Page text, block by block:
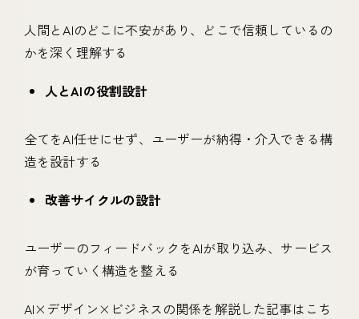
人間とAIのどこに不安があり、どこで信頼しているの
かを深く理解する
人とAIの役割設計
全てをAI任せにせず、ユーザーが納得・介入できる構
造を設計する
改善サイクルの設計
ユーザーのフィードバックをAIが取り込み、サービス
が育っていく構造を整える
AI×デザイン×ビジネスの関係を解説した記事はこち